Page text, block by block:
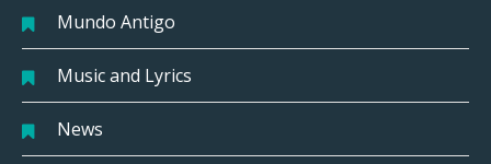
Mundo Antigo
Music and Lyrics
News